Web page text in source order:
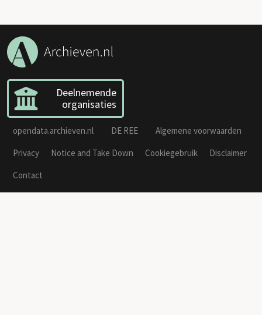
Deelnemende
organisaties
opendata.archieven.nl DE REE
Algemene voorwaarden
Privacy
Notice and Take Down Cookiegebruik
Disclaimer
Contact